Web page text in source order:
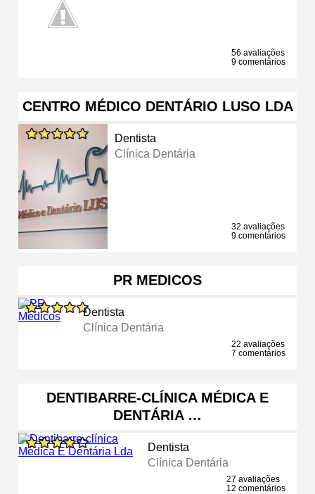
56 avaliações
9 comentários
CENTRO MÉDICO DENTÁRIO LUSO LDA
Dentista
Clínica Dentária
32 avaliações
9 comentários
PR MEDICOS
Dentista
Clínica Dentária
22 avaliações
7 comentários
DENTIBARRE-CLÍNICA MÉDICA E
DENTÁRIA …
Dentista
Clínica Dentária
27 avaliações
12 comentários